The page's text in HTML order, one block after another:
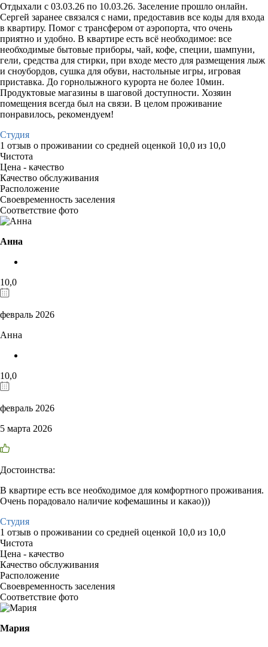
Отдыхали с 03.03.26 по 10.03.26. Заселение прошло онлайн.
Сергей заранее связался с нами, предоставив все коды для входа
в квартиру. Помог с трансфером от аэропорта, что очень
приятно и удобно. В квартире есть всё необходимое: все
необходимые бытовые приборы, чай, кофе, специи, шампуни,
гели, средства для стирки, при входе место для размещения лыж
и сноубордов, сушка для обуви, настольные игры, игровая
приставка. До горнолыжного курорта не более 10мин.
Продуктовые магазины в шаговой доступности. Хозяин
помещения всегда был на связи. В целом проживание
понравилось, рекомендуем!
Студия
1 отзыв о проживании со средней оценкой 10,0 из 10,0
Чистота
Цена - качество
Качество обслуживания
Расположение
Своевременность заселения
Соответствие фото
Анна
10,0
февраль 2026
Анна
10,0
февраль 2026
5 марта 2026
Достоинства:
В квартире есть все необходимое для комфортного проживания.
Очень порадовало наличие кофемашины и какао)))
Студия
1 отзыв о проживании со средней оценкой 10,0 из 10,0
Чистота
Цена - качество
Качество обслуживания
Расположение
Своевременность заселения
Соответствие фото
Мария